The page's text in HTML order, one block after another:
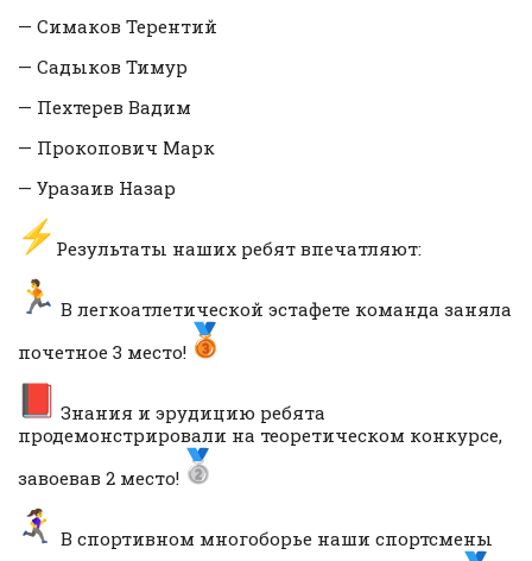
— Симаков Терентий
— Садыков Тимур
— Пехтерев Вадим
— Прокопович Марк
— Уразаив Назар
Результаты наших ребят впечатляют:
В легкоатлетической эстафете команда заняла
почетное 3 место!
Знания и эрудицию ребята
продемонстрировали на теоретическом конкурсе,
завоевав 2 место!
В спортивном многоборье наши спортсмены